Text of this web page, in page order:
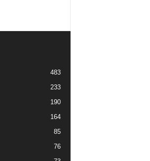
483
233
190
164
85
76